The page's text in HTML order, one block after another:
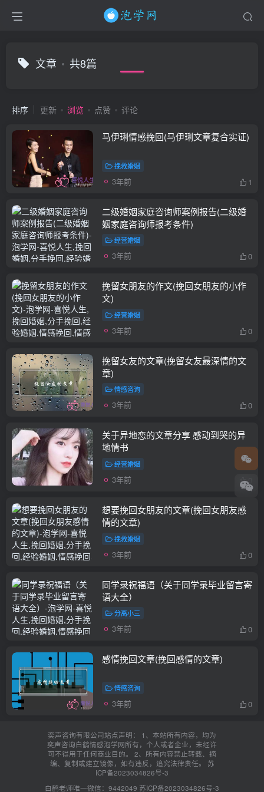
文章 共8篇
排序 更新 浏览 点赞 评论
马伊琍情感挽回(马伊琍文章复合实证)
挽救婚姻
3年前 1
二级婚姻家庭咨询师案例报告(二级婚
姻家庭咨询师报考条件)
经营婚姻
3年前 0
挽留女朋友的作文(挽回女朋友的小作
文)
经营婚姻
3年前 0
挽留女友的文章(挽留女友最深情的文
章)
情感咨询
3年前 0
关于异地恋的文章分享 感动到哭的异
地情书
经营婚姻
3年前 0
想要挽回女朋友的文章(挽回女朋友感
情的文章)
挽救婚姻
3年前 0
同学录祝福语（关于同学录毕业留言寄
语大全）
分离小三
3年前 0
感情挽回文章(挽回感情的文章)
情感咨询
3年前 0
奕声咨询有限公司站点声明： 1、本站所有内容，均为
奕声咨询白鹤情感泡学网所有，个人或者企业，未经许
可不得用于任何商业目的。 2、所有内容禁止转载、摘
编、复制或建立镜像，如有违反，追究法律责任。 苏
ICP备2023034826号-3
白鹤老师唯一微信：9442049 苏ICP备2023034826号-3